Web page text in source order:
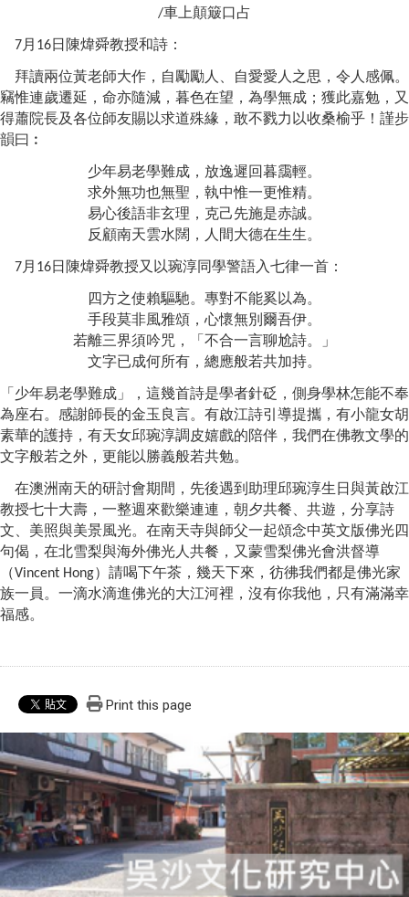
/車上顛簸口占
7月 16日 陳煒舜教授和詩 ：
拜讀兩位黃老師大作，自勵勵人、自愛愛人之思，令人感佩。
竊惟連歲遷延，命亦隨減，暮色在望，為學無成；獲此嘉勉，又
得蕭院長及各位師友賜以求道殊緣，敢不戮力以收桑榆乎！謹步
韻曰︰
少年易老學難成，放逸遲回暮靄輕。
求外無功也無聖，執中惟一更惟精。
易心後語非玄理，克己先施是赤誠。
反顧南天雲水闊，人間大德在生生。
7月 16日 陳煒舜教授又以琬淳同學警語入七律一首 ：
四方之使賴驅馳。專對不能奚以為。
手段莫非風雅頌，心懷無別爾吾伊。
若離三界須吟咒，「不合一言聊尬詩。」
文字已成何所有，總應般若共加持。
「少年易老學難成」，這幾首詩是學者針砭，側身學林怎能不奉
為座右。感謝師長的金玉良言。有啟江詩引導提攜，有小龍女胡
素華的護持，有天女邱琬淳調皮嬉戲的陪伴，我們在佛教文學的
文字般若之外，更能以勝義般若共勉。
在澳洲南天的研討會期間，先後遇到助理邱琬淳生日與黃啟江
教授七十大壽，一整週來歡樂連連，朝夕共餐、共遊，分享詩
文、美照與美景風光。在南天寺與師父一起頌念中英文版佛光四
句偈，在北雪梨與海外佛光人共餐，又蒙雪梨佛光會洪督導
（Vincent Hong）請喝下午茶，幾天下來，彷彿我們都是佛光家
族一員。一滴水滴進佛光的大江河裡，沒有你我他，只有滿滿幸
福感。
Print this page